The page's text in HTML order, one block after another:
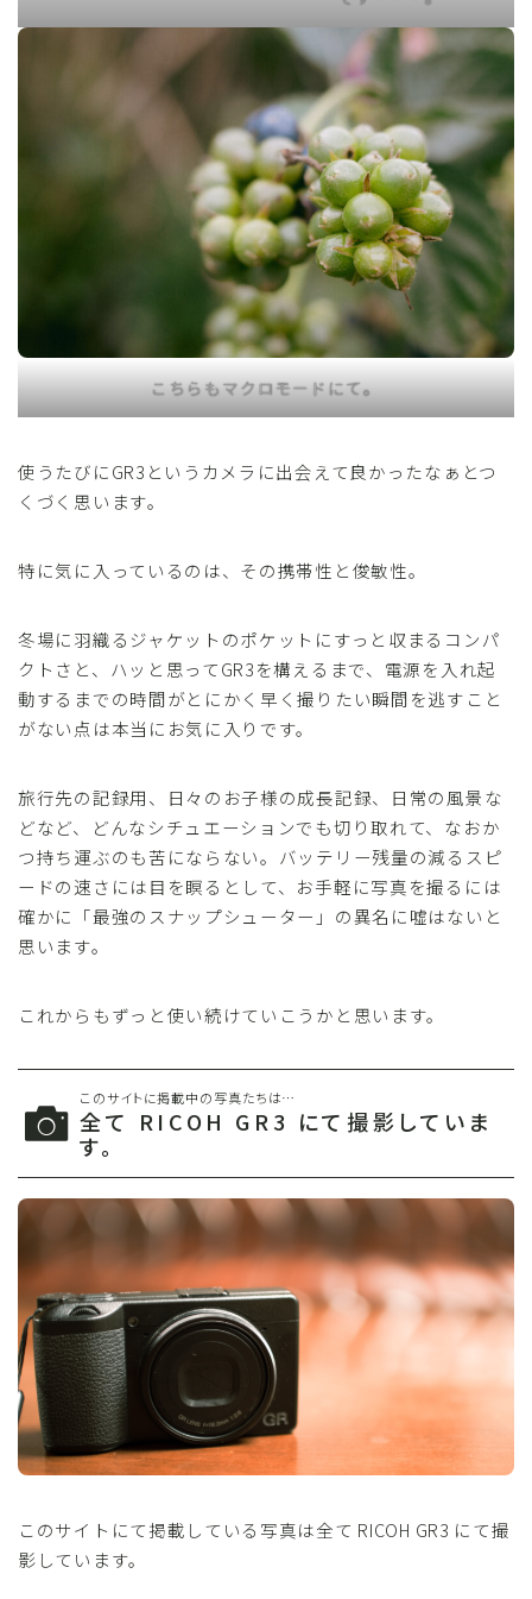
こちらもマクロモードにて。
使うたびにGR3というカメラに出会えて良かったなぁとつ
くづく思います。
特に気に入っているのは、その携帯性と俊敏性。
冬場に羽織るジャケットのポケットにすっと収まるコンパ
クトさと、ハッと思ってGR3を構えるまで、電源を入れ起
動するまでの時間がとにかく早く撮りたい瞬間を逃すこと
がない点は本当にお気に入りです。
旅行先の記録用、日々のお子様の成長記録、日常の風景な
どなど、どんなシチュエーションでも切り取れて、なおか
つ持ち運ぶのも苦にならない。バッテリー残量の減るスピ
ードの速さには目を瞑るとして、お手軽に写真を撮るには
確かに「最強のスナップシューター」の異名に嘘はないと
思います。
これからもずっと使い続けていこうかと思います。
このサイトに掲載中の写真たちは…
全て RICOH GR3 にて撮影していま
す。
このサイトにて掲載している写真は全て RICOH GR3 にて撮
影しています。